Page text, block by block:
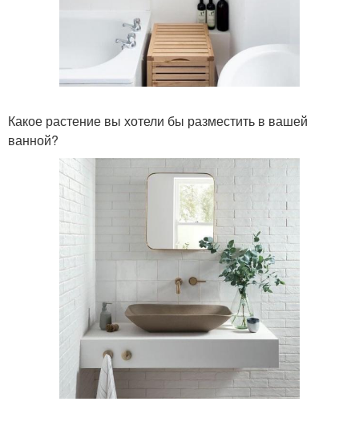
Какое растение вы хотели бы разместить в вашей
ванной?